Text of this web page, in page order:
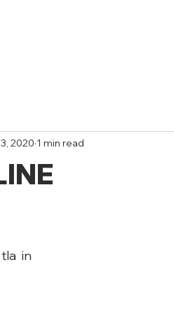
2020 1 min read
in